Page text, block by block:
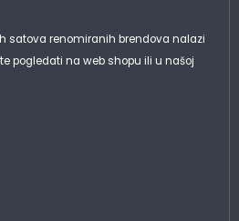
satova renomiranih brendova nalazi
pogledati na web shopu ili u našoj